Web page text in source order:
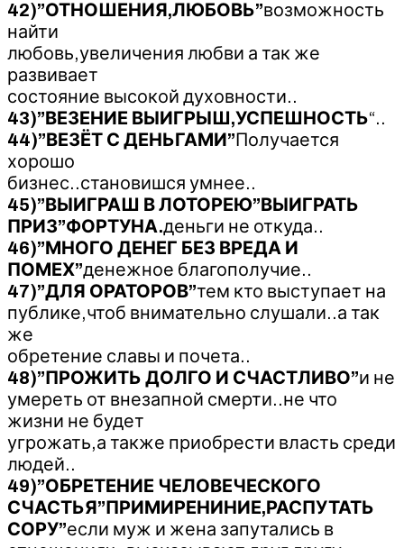
42)”ОТНОШЕНИЯ,ЛЮБОВЬ”возможность
найти
любовь,увеличения любви а так же
развивает
состояние высокой духовности..
43)”ВЕЗЕНИЕ ВЫИГРЫШ,УСПЕШНОСТЬ“..
44)”ВЕЗЁТ С ДЕНЬГАМИ”Получается
хорошо
бизнес..становишся умнее..
45)”ВЫИГРАШ В ЛОТОРЕЮ”ВЫИГРАТЬ
ПРИЗ”ФОРТУНА.деньги не откуда..
46)”МНОГО ДЕНЕГ БЕЗ ВРЕДА И
ПОМЕХ”денежное благополучие..
47)”ДЛЯ ОРАТОРОВ”тем кто выступает на
публике,чтоб внимательно слушали..а так
же
обретение славы и почета..
48)”ПРОЖИТЬ ДОЛГО И СЧАСТЛИВО”и не
умереть от внезапной смерти..не что
жизни не будет
угрожать,а также приобрести власть среди
людей..
49)”ОБРЕТЕНИЕ ЧЕЛОВЕЧЕСКОГО
СЧАСТЬЯ”ПРИМИРЕНИНИЕ,РАСПУТАТЬ
СОРУ”если муж и жена запутались в